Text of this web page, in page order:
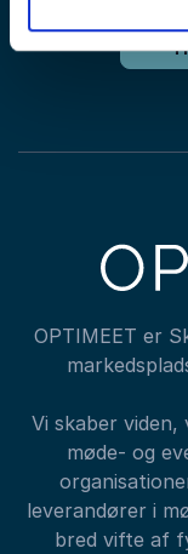
OPTIMEET er
Vi skaber
møde- og
leverandører i
bred vifte af